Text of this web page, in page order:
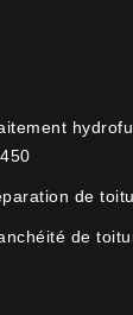
de
de